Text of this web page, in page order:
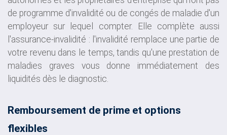
de programme d'invalidité ou de congés de maladie d'un
employeur sur lequel compter. Elle complète aussi
l'assurance-invalidité : l'invalidité remplace une partie de
votre revenu dans le temps, tandis qu'une prestation de
maladies graves vous donne immédiatement des
liquidités dès le diagnostic.
Remboursement de prime et options
flexibles